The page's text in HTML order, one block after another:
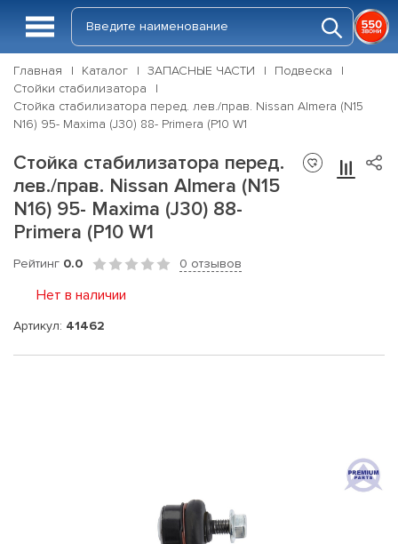
Главная Каталог ЗАПАСНЫЕ ЧАСТИ
Подвеска
Стойки стабилизатора
Стойка стабилизатора перед. лев./прав. Nissan Almera (N15
N16) 95- Maxima (J30) 88- Primera (P10 W1
Стойка стабилизатора перед.
лев./прав. Nissan Almera (N15
N16) 95- Maxima (J30) 88-
Primera (P10 W1
Рейтинг 0.0 0 отзывов
Нет в наличии
Артикул: 41462